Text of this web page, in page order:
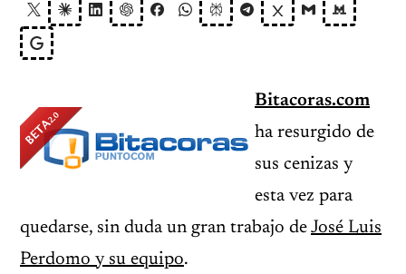
Bitacoras.com
ha resurgido de
sus cenizas y
esta vez para
quedarse, sin duda un gran trabajo de José Luis
Perdomo y su equipo.